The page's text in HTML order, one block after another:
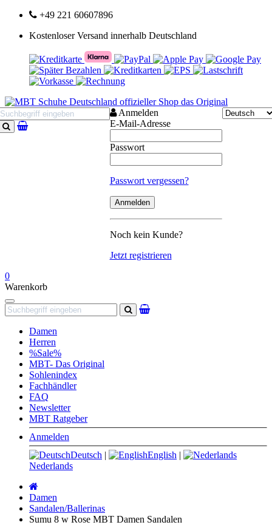
+49 221 60607896
Kostenloser Versand innerhalb Deutschland
Suchen
Anmelden
E-Mail-Adresse
Passwort
Passwort vergessen?
Noch kein Kunde?
Jetzt registrieren
0
Warenkorb
Navigation
Suchen
Damen
Herren
%Sale%
MBT- Das Original
Sohlenindex
Fachhändler
FAQ
Newsletter
MBT Ratgeber
Anmelden
Deutsch | English |
Nederlands
Damen
Sandalen/Ballerinas
Sumu 8 w Rose MBT Damen Sandalen